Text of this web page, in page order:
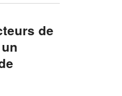
de